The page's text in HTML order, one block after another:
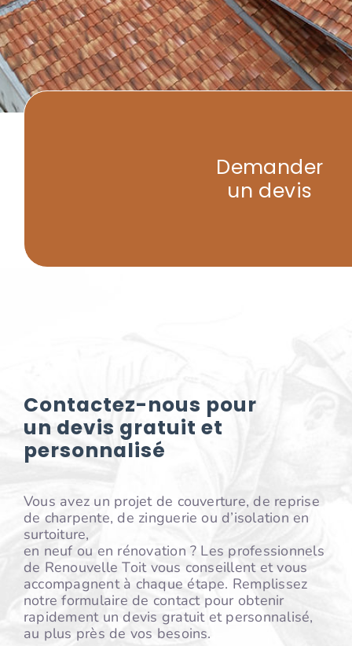
Demander
un devis
Contactez-nous pour
un devis gratuit et
personnalisé
Vous avez un projet de couverture, de reprise
de charpente, de zinguerie ou d’isolation en
surtoiture,
en neuf ou en rénovation ? Les professionnels
de Renouvelle Toit vous conseillent et vous
accompagnent à chaque étape. Remplissez
notre formulaire de contact pour obtenir
rapidement un devis gratuit et personnalisé,
au plus près de vos besoins.